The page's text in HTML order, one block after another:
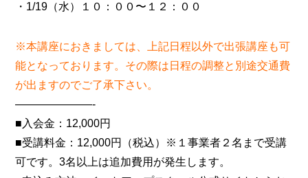
・1/19（水）１０：００〜１２：００
※本講座におきましては、上記日程以外で出張講座も可
能となっております。その際は日程の調整と別途交通費
が出ますのでご了承下さい。
———————-
■入会金：12,000円
■受講料金：12,000円（税込）※１事業者２名まで受講
可です。3名以上は追加費用が発生します。